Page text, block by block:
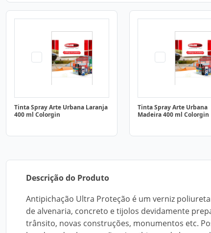
Tinta Spray Arte Urbana Laranja
400 ml Colorgin
Tinta Spray Arte Urbana
Madeira 400 ml Colorgin
Descrição do Produto
Antipichação Ultra Proteção é um verniz
de alvenaria, concreto e tijolos devidamente
trânsito, novas construções, monumentos etc.